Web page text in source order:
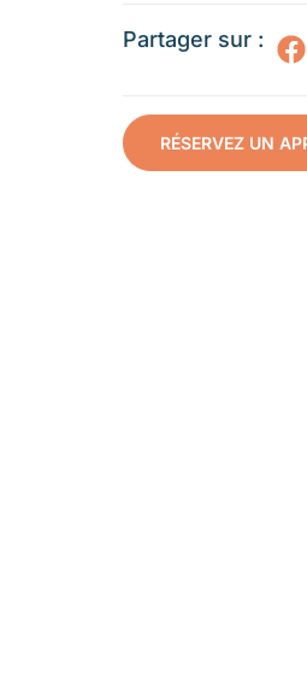
Partager sur :
RÉSERVEZ UN